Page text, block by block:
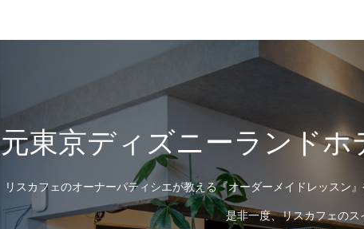
元東京ディズニーランド
リスカフェのオーナーパティシエが教える『オーダーメイドレッスン
是非一度、リスカフェの